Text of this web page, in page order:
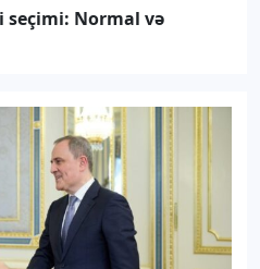
seçimi: Normal və